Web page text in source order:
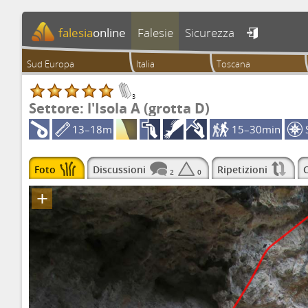
falesiaonline Falesie Sicurezza 
Sud Europa Italia Toscana
3
Settore: l'Isola A (grotta D)
13–18m 15–30min
Foto Discussioni 2 0 Ripetizioni
+